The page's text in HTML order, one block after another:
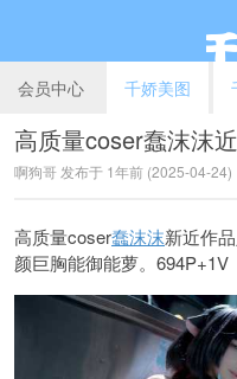
会员中心 千娇美图
高质量coser蠢沫沫
啊狗哥 发布于 1年前 (2025-04-24)
高质量coser蠢沫沫新近作
颜巨胸能御能萝。694P+1V